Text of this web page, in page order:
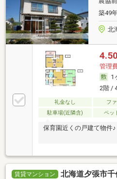
築49
北
4.50
管理
1
2階 /
礼金なし フ
駐車場(近隣含)
ペッ
保育園近くの戸建て物件♪
賃貸マンション 北海道夕張市